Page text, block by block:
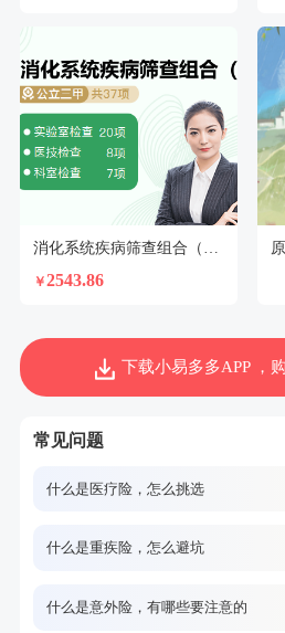
￥2543.86
下载小易多多APP ，
常见问题
什么是医疗险，怎么挑选
什么是重疾险，怎么避坑
什么是意外险，有哪些要注意的